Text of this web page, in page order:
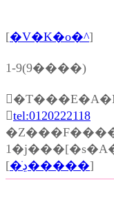
[�V�K�o�^]
1-9(9����)
tel:0120222118
[
�ڍׂ�����]